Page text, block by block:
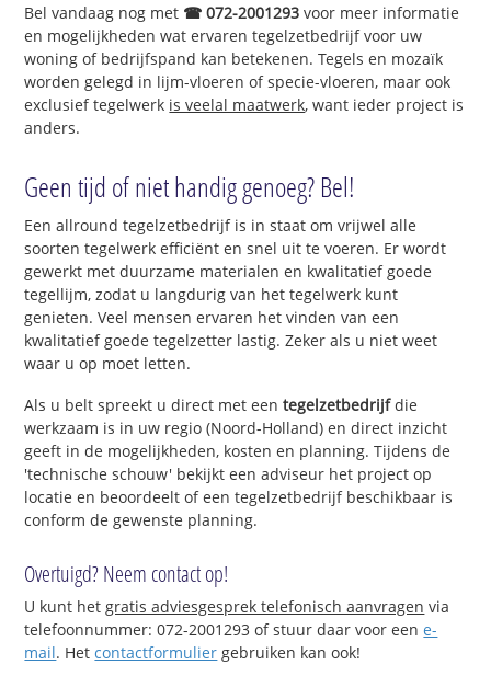
Bel vandaag nog met ☎ 072-2001293 voor meer informatie
en mogelijkheden wat ervaren tegelzetbedrijf voor uw
woning of bedrijfspand kan betekenen. Tegels en mozaïk
worden gelegd in lijm-vloeren of specie-vloeren, maar ook
exclusief tegelwerk is veelal maatwerk, want ieder project is
anders.
Geen tijd of niet handig genoeg? Bel!
Een allround tegelzetbedrijf is in staat om vrijwel alle
soorten tegelwerk efficiënt en snel uit te voeren. Er wordt
gewerkt met duurzame materialen en kwalitatief goede
tegellijm, zodat u langdurig van het tegelwerk kunt
genieten. Veel mensen ervaren het vinden van een
kwalitatief goede tegelzetter lastig. Zeker als u niet weet
waar u op moet letten.
Als u belt spreekt u direct met eentegelzetbedrijfdie
werkzaam is in uw regio (Noord-Holland) en direct inzicht
geeft in de mogelijkheden, kosten en planning. Tijdens de
'technische schouw' bekijkt een adviseur het project op
locatie en beoordeelt of een tegelzetbedrijf beschikbaar is
conform de gewenste planning.
Overtuigd? Neem contact op!
U kunt hetgratis adviesgesprek telefonisch aanvragen via
telefoonnummer: 072-2001293 of stuur daar voor eene-
mail. Hetcontactformulier gebruiken kan ook!